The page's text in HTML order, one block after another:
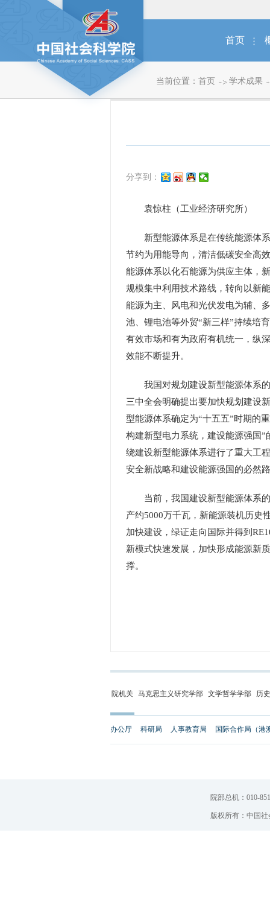
首页
当前位置： 首页 学术成果
分享到：
袁惊柱（工业经济研究所）
新型能源体系是在传统能源体系
节约为用能导向，清洁低碳安全高
能源体系以化石能源为供应主体，
规模集中利用技术路线，转向以新
能源为主、风电和光伏发电为辅、
池、锂电池等外贸“新三样”持续培
有效市场和有为政府有机统一，纵
效能不断提升。
我国对规划建设新型能源体系的
三中全会明确提出要加快规划建设
型能源体系确定为“十五五”时期的
构建新型电力系统，建设能源强国
绕建设新型能源体系进行了重大工
安全新战略和建设能源强国的必然
当前，我国建设新型能源体系的
产约5000万千瓦，新能源装机历史
加快建设，绿证走向国际并得到
新模式快速发展，加快形成能源新
撑。
院机关 马克思主义研究学部 文学哲学学部 历
办公厅 科研局 人事教育局 国际合作局（港
院部总机：010-
版权所有：中国